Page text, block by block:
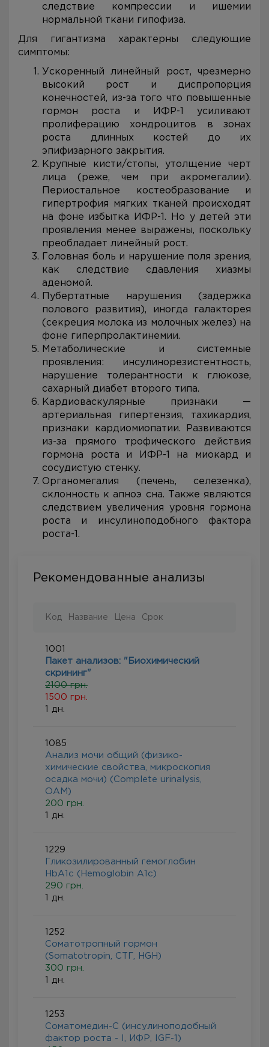
следствие компрессии и ишемии
нормальной ткани гипофиза.
Для гигантизма характерны следующие
симптомы:
Ускоренный линейный рост, чрезмерно
высокий рост и диспропорция
конечностей, из-за того что повышенные
гормон роста и ИФР-1 усиливают
пролиферацию хондроцитов в зонах
роста длинных костей до их
эпифизарного закрытия.
Крупные кисти/стопы, утолщение черт
лица (реже, чем при акромегалии).
Периостальное костеобразование и
гипертрофия мягких тканей происходят
на фоне избытка ИФР-1. Но у детей эти
проявления менее выражены, поскольку
преобладает линейный рост.
Головная боль и нарушение поля зрения,
как следствие сдавления хиазмы
аденомой.
Пубертатные нарушения (задержка
полового развития), иногда галакторея
(секреция молока из молочных желез) на
фоне гиперпролактинемии.
Метаболические и системные
проявления: инсулинорезистентность,
нарушение толерантности к глюкозе,
сахарный диабет второго типа.
Кардиоваскулярные признаки —
артериальная гипертензия, тахикардия,
признаки кардиомиопатии. Развиваются
из-за прямого трофического действия
гормона роста и ИФР-1 на миокард и
сосудистую стенку.
Органомегалия (печень, селезенка),
склонность к апноэ сна. Также являются
следствием увеличения уровня гормона
роста и инсулиноподобного фактора
роста-1.
Рекомендованные анализы
Код Название Цена Срок
1001
Пакет анализов: "Биохимический
скрининг"
2100 грн.
1500 грн.
1 дн.
1085
Анализ мочи общий (физико-
химические свойства, микроскопия
осадка мочи) (Complete urinalysis,
ОАМ)
200 грн.
1 дн.
1229
Гликозилированный гемоглобин
HbA1c (Hemoglobin A1c)
290 грн.
1 дн.
1252
Соматотропный гормон
(Somatotropin, СТГ, HGH)
300 грн.
1 дн.
1253
Соматомедин-С (инсулиноподобный
фактор роста - I, ИФР, IGF-1)